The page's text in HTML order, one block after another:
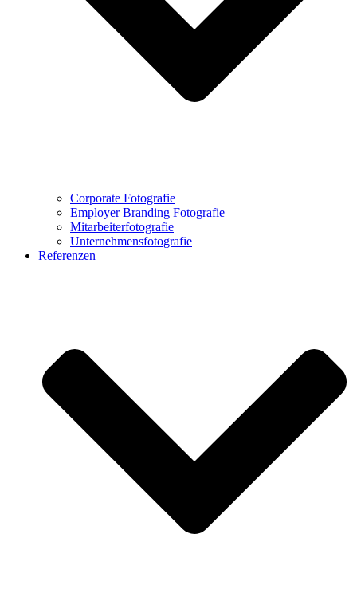
Corporate Fotografie
Employer Branding Fotografie
Mitarbeiterfotografie
Unternehmensfotografie
Referenzen